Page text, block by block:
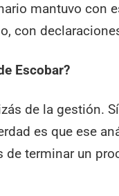
mantuvo con
con
Escobar?
de la gestión.
es que ese
de terminar un